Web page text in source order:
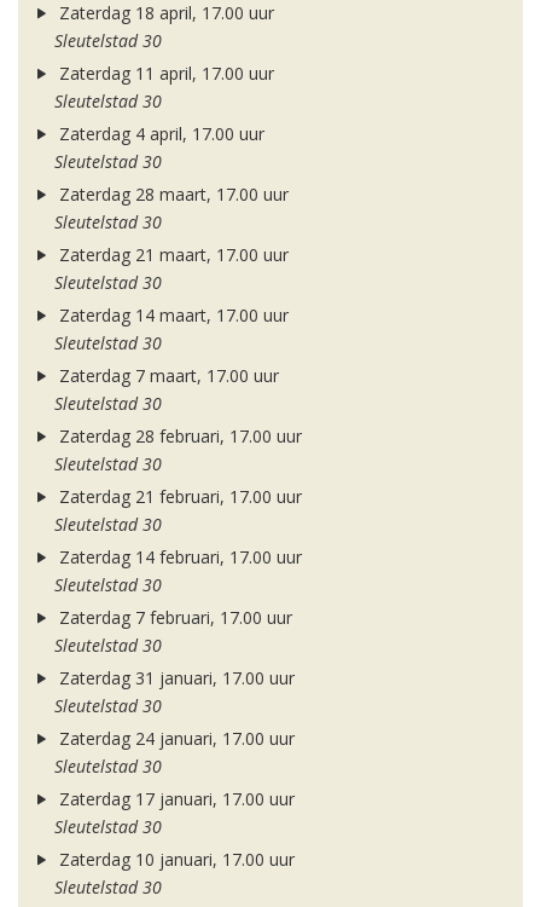
Zaterdag 18 april, 17.00 uur
Sleutelstad 30
Zaterdag 11 april, 17.00 uur
Sleutelstad 30
Zaterdag 4 april, 17.00 uur
Sleutelstad 30
Zaterdag 28 maart, 17.00 uur
Sleutelstad 30
Zaterdag 21 maart, 17.00 uur
Sleutelstad 30
Zaterdag 14 maart, 17.00 uur
Sleutelstad 30
Zaterdag 7 maart, 17.00 uur
Sleutelstad 30
Zaterdag 28 februari, 17.00 uur
Sleutelstad 30
Zaterdag 21 februari, 17.00 uur
Sleutelstad 30
Zaterdag 14 februari, 17.00 uur
Sleutelstad 30
Zaterdag 7 februari, 17.00 uur
Sleutelstad 30
Zaterdag 31 januari, 17.00 uur
Sleutelstad 30
Zaterdag 24 januari, 17.00 uur
Sleutelstad 30
Zaterdag 17 januari, 17.00 uur
Sleutelstad 30
Zaterdag 10 januari, 17.00 uur
Sleutelstad 30